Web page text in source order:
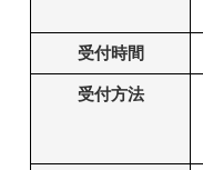
受付時間
受付方法